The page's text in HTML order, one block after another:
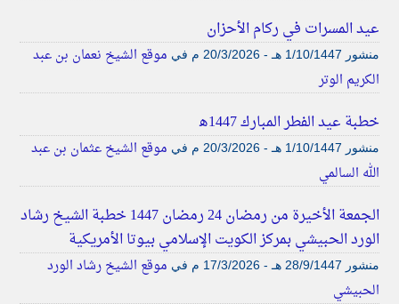
عيد المسرات في ركام الأحزان
منشور في موقع الشيخ نعمان بن عبد
الكريم الوتر
خطبة عيد الفطر المبارك 1447ه‍
منشور في موقع الشيخ عثمان بن عبد
الله السالمي
الجمعة الأخيرة من رمضان 24 رمضان 1447 خطبة الشيخ رشاد
الورد الحبيشي بمركز الكويت الإسلامي بيوتا الأمريكية
منشور في موقع الشيخ رشاد الورد
الحبيشي